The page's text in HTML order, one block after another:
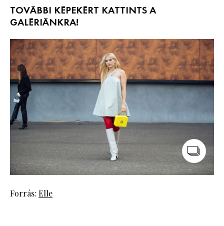
TOVÁBBI KÉPEKÉRT KATTINTS A
GALÉRIÁNKRA!
Forrás: Elle